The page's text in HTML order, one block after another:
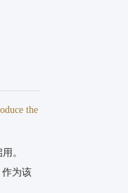
轩、洪
the
。
为该